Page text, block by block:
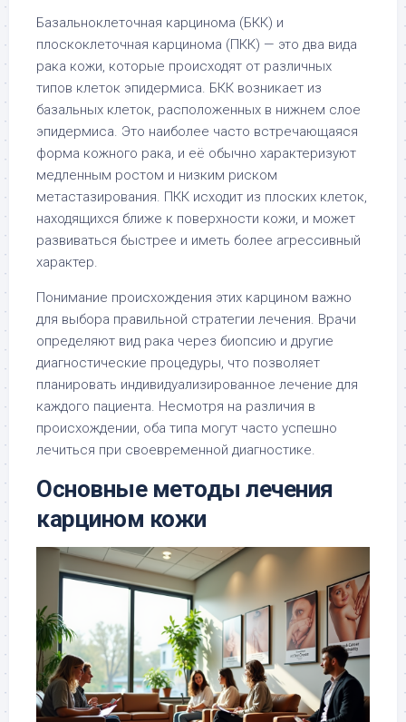
Базальноклеточная карцинома (БКК) и
плоскоклеточная карцинома (ПКК) — это два вида
рака кожи, которые происходят от различных
типов клеток эпидермиса. БКК возникает из
базальных клеток, расположенных в нижнем слое
эпидермиса. Это наиболее часто встречающаяся
форма кожного рака, и её обычно характеризуют
медленным ростом и низким риском
метастазирования. ПКК исходит из плоских клеток,
находящихся ближе к поверхности кожи, и может
развиваться быстрее и иметь более агрессивный
характер.
Понимание происхождения этих карцином важно
для выбора правильной стратегии лечения. Врачи
определяют вид рака через биопсию и другие
диагностические процедуры, что позволяет
планировать индивидуализированное лечение для
каждого пациента. Несмотря на различия в
происхождении, оба типа могут часто успешно
лечиться при своевременной диагностике.
Основные методы лечения
карцином кожи